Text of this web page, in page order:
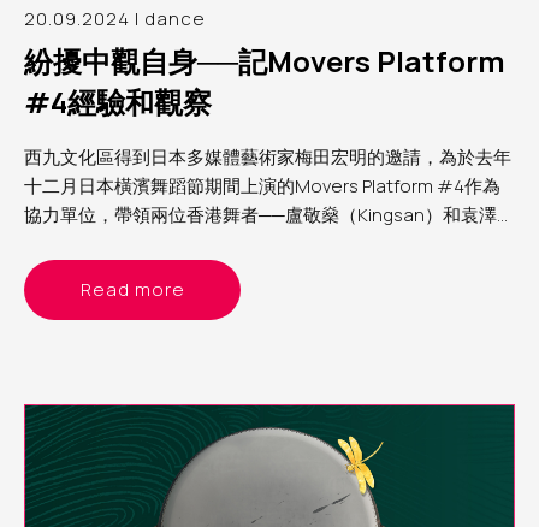
20.09.2024 | dance
紛擾中觀自身──記Movers Platform
#4經驗和觀察
西九文化區得到日本多媒體藝術家梅田宏明的邀請，為於去年
十二月日本橫濱舞蹈節期間上演的Movers Platform #4作為
協力單位，帶領兩位香港舞者──盧敬燊（Kingsan）和袁澤森
理表演藝術製作人（舞蹈）Yvonne，分享這個計劃的經驗和
觀察
Read more